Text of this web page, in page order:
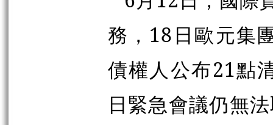
務，18日歐元集
債權人公布21點
日緊急會議仍無